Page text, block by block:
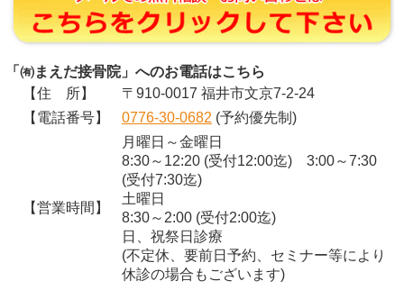
「㈲まえだ接骨院」へのお電話はこちら
【住 所】
〒910-0017 福井市文京7-2-24
【電話番号】
0776-30-0682 (予約優先制)
【営業時間】
月曜日～金曜日
8:30～12:20 (受付12:00迄) 3:00～7:30
(受付7:30迄)
土曜日
8:30～2:00 (受付2:00迄)
日、祝祭日診療
(不定休、要前日予約、セミナー等により
休診の場合もございます)